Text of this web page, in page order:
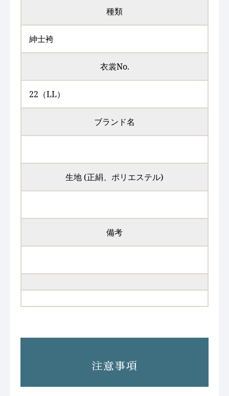
種類
紳士袴
衣裳No.
22（LL）
ブランド名
生地 (正絹、ポリエステル)
備考
注意事項